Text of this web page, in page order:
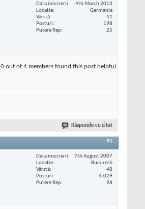
Data înscrierii
4th March 2013
Locaţie
Germania
Vârstă
41
Posturi
198
Putere Rep
25
0 out of 4 members found this post helpful.
Răspunde cu citat
#5
Data înscrierii
7th August 2007
Locaţie
Bucuresti
Vârstă
48
Posturi
4.029
Putere Rep
98